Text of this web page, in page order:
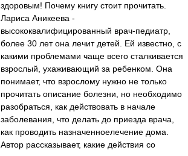
здоровым! Почему книгу стоит прочитать.
Лариса Аникеева -
высококвалифицированный врач-педиатр,
более 30 лет она лечит детей. Ей известно, с
какими проблемами чаще всего сталкивается
взрослый, ухаживающий за ребенком. Она
понимает, что взрослому нужно не только
прочитать описание болезни, но необходимо
разобраться, как действовать в начале
заболевания, что делать до приезда врача,
как проводить назначенноелечение дома.
Автор рассказывает, какие действия со